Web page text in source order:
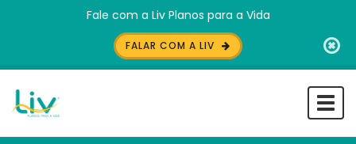
Fale com a Liv Planos para a Vida
FALAR COM A LIV